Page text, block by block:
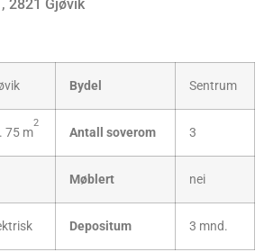
2821 Gjøvik
Bydel Sen­trum
75 m
2
Antall sove­rom 3
Møb­lert nei
Depo­si­tum 3 mnd.